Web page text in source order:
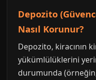
Depozito
Nasıl Korunur?
Depozito, kiracının
yükümlülüklerini
durumunda